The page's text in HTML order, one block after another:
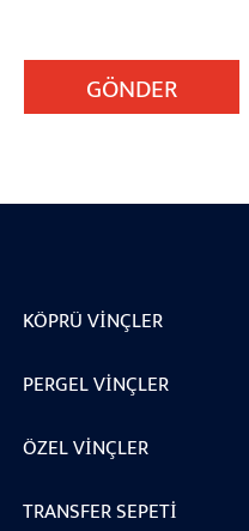
GÖNDER
KÖPRÜ VINÇLER
PERGEL VINÇLER
ÖZEL VINÇLER
TRANSFER SEPETI